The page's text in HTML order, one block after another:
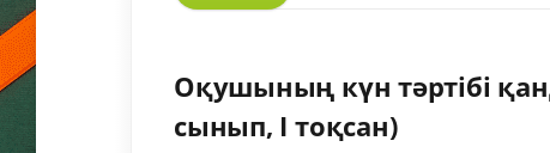
Оқушының күн тәртібі
сынып, I тоқсан)